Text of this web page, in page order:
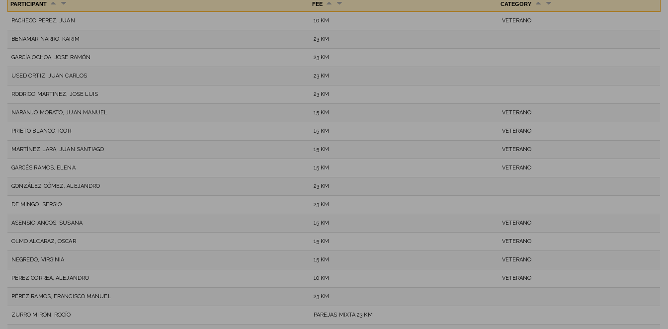
PARTICIPANT FEE CATEGORY
PACHECO PEREZ, JUAN 10 KM VETERANO
BENAMAR NARRO, KARIM 23 KM
GARCÍA OCHOA, JOSE RAMÓN 23 KM
USED ORTIZ, JUAN CARLOS 23 KM
RODRIGO MARTINEZ, JOSE LUIS 23 KM
NARANJO MORATO, JUAN MANUEL 15 KM VETERANO
PRIETO BLANCO, IGOR 15 KM VETERANO
MARTÍNEZ LARA, JUAN SANTIAGO 15 KM VETERANO
GARCÉS RAMOS, ELENA 15 KM VETERANO
GONZÁLEZ GÓMEZ, ALEJANDRO 23 KM
DE MINGO, SERGIO 23 KM
ASENSIO ANCOS, SUSANA 15 KM VETERANO
OLMO ALCARAZ, OSCAR 15 KM VETERANO
NEGREDO, VIRGINIA 15 KM VETERANO
PÉREZ CORREA, ALEJANDRO 10 KM VETERANO
PÉREZ RAMOS, FRANCISCO MANUEL 23 KM
ZURRO MIRÓN, ROCÍO PAREJAS MIXTA 23 KM